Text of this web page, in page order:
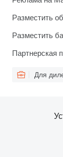
Разместить
Разместить
Партнерская
Для